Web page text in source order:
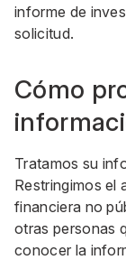
informe de
solicitud.
Cómo
Tratamos su
Restringimos el
financiera no
otras personas
conocer la